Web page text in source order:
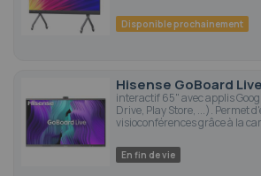
Disponible prochainement
Hisense GoBoard
interactif 65" avec applis
Drive, Play Store, ...). Permet
visioconférences grâce à la
En fin de vie